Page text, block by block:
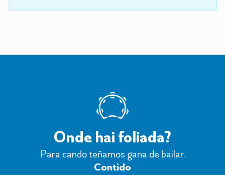
Onde hai foliada?
Para cando teñamos gana de bailar.
Contido